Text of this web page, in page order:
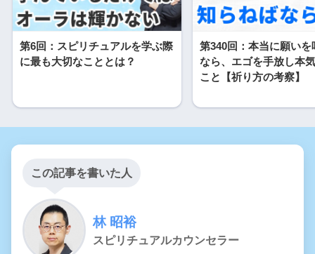
第6回：スピリチュアルを学ぶ際
に最も大切なこととは？
第340回：本当に願いを
なら、エゴを手放し本
こと【祈り方の考察】
この記事を書いた人
林 昭裕
スピリチュアルカウンセラー